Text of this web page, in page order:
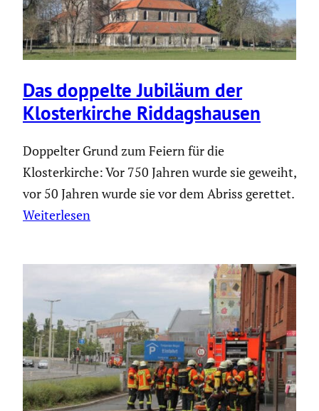
Das doppelte Jubiläum der
Kloster­kirche Riddags­hausen
Doppelter Grund zum Feiern für die
Klosterkirche: Vor 750 Jahren wurde sie geweiht,
vor 50 Jahren wurde sie vor dem Abriss gerettet.
Weiterlesen